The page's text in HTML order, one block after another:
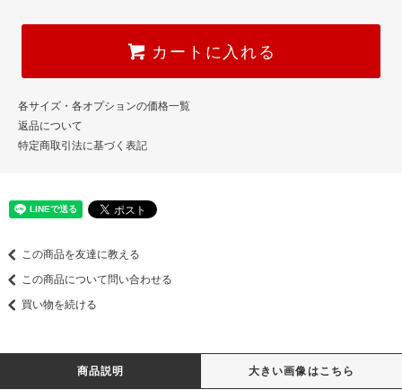
カートに入れる
各サイズ・各オプションの価格一覧
返品について
特定商取引法に基づく表記
この商品を友達に教える
この商品について問い合わせる
買い物を続ける
商品説明 大きい画像はこちら